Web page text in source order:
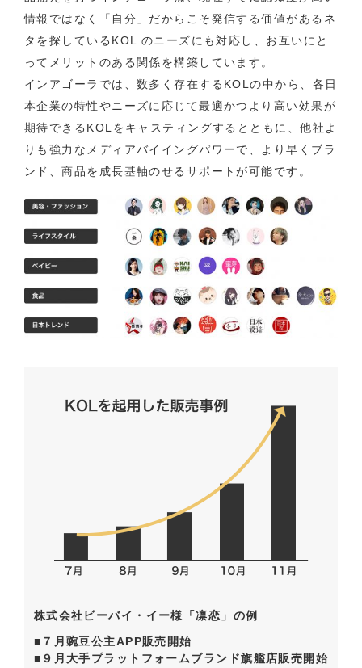
情報ではなく「自分」だからこそ発信する価値があるネ
タを探しているKOL のニーズにも対応し、お互いにと
ってメリットのある関係を構築しています。
インアゴーラでは、数多く存在するKOLの中から、各日
本企業の特性やニーズに応じて最適かつより高い効果が
期待できるKOLをキャスティングするとともに、他社よ
りも強力なメディアバイイングパワーで、より早くブラ
ンド、商品を成長基軸のせるサポートが可能です。
株式会社ビーバイ・イー様「凛恋」の例
■７月豌豆公主APP販売開始
■９月大手プラットフォームブランド旗艦店販売開始